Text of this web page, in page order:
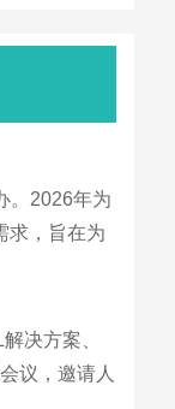
。2026年为
求，旨在为
决方案、
议，邀请人